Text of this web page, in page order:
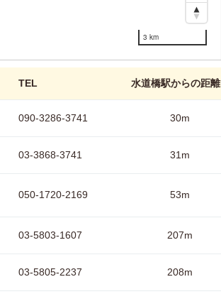
3 km
TEL 水道橋駅からの距離
090-3286-3741 30m
03-3868-3741 31m
050-1720-2169 53m
03-5803-1607 207m
03-5805-2237 208m